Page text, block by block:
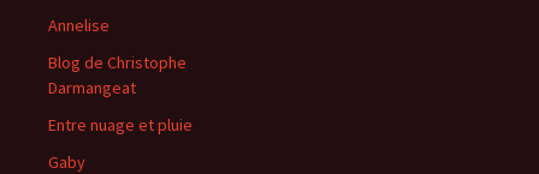
Annelise
Blog de Christophe
Darmangeat
Entre nuage et pluie
Gaby